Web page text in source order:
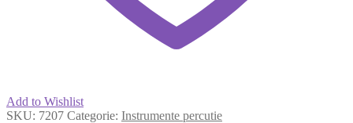
Add to Wishlist
SKU: 7207 Categorie: Instrumente percutie